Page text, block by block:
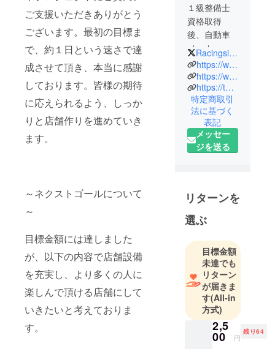
ご支援いただきありがとう
ございます。最初の目標ま
で、約１日という速さで達
成させて頂き、本当に感謝
しております。皆様の期待
に応えられるよう、しっか
りと店舗作りを進めていき
ます。
～ネクストゴールについて
～
目標金額には達しました
が、以下の内容で店舗設備
を充実し、より多くの人に
楽しんで頂ける店舗にして
いきたいと考えておりま
す。
１級整備士
資格取得
後、自動車
メーカーに
勤務。2021
年3月に独立
し、KMRを
経営。 Vits
Race参戦
後、
Porsche911
Type993 で
参戦。2017
ラス優勝。
ASSO
MOTOR
SPORTS e-
SPORTS
TEAMを運
営。日本体
育大学特別
RacingsimK
https://www.racingsim-kmr.com/
https://www.youtube.com/channel/UCMeThgn0ovrTnKiSy7LGjAQ
https://twitter.com/RacingsimK
特定商取引
法に基づく
表記
メッセー
ジを送る
リターンを
選ぶ
目標金額
未達でも
リターン
が届きま
す(All-in
方式)
2,5
00 円
残り64